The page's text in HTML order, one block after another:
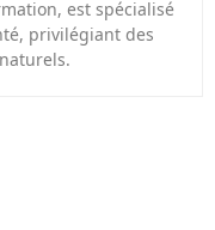
est spécialisé
privilégiant des